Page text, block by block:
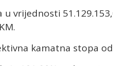
vrijednosti
kamatna stopa